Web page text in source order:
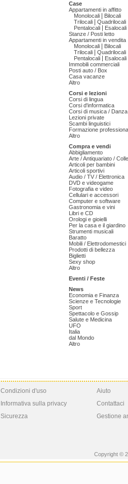
Case
Appartamenti in affitto
Monolocali
Bilocali
Trilocali
Quadrilocali
Pentalocali
Esalocali
Stanze / Posti letto
Appartamenti in vendita
Monolocali
Bilocali
Trilocali
Quadrilocali
Pentalocali
Esalocali
Immobili commerciali
Posti auto / Box
Casa vacanze
Altro
Corsi e lezioni
Corsi di lingua
Corsi d'informatica
Corsi di musica /
Lezioni private
Scambi linguistici
Formazione
Altro
Compra e vendi
Abbigliamento
Arte / Antiquariato /
Articoli per bambini
Articoli sportivi
Audio / TV / Elettronica
DVD e videogame
Fotografia e video
Cellulari e accessori
Computer e software
Gastronomia e vini
Libri e CD
Orologi e gioielli
Per la casa e il giardino
Strumenti musicali
Baratto
Mobili / Elettrodomestici
Prodotti di bellezza
Biglietti
Sexy shop
Altro
Eventi / Feste
News
Economia e Finanza
Scienze e Tecnologie
Sport
Spettacolo e Gossip
Salute e Medicina
UFO
Italia
dal Mondo
Altro
Condizioni d'uso
Informativa sulla privacy
Sicurezza
Aiuto
Contattaci
Gestione
Copyright ©